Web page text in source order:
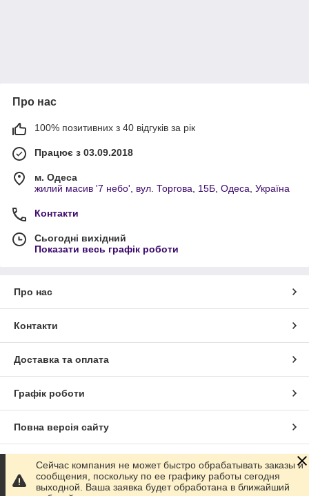
Про нас
100% позитивних з 40 відгуків за рік
Працює з 03.09.2018
м. Одеса
жилий масив '7 небо', вул. Торгова, 15Б, Одеса, Україна
Контакти
Сьогодні вихідний
Показати весь графік роботи
Про нас
Контакти
Доставка та оплата
Графік роботи
Повна версія сайту
Сайт створено на маркетплейсі Prom.ua
Сейчас компания не может быстро обрабатывать заказы и
сообщения, поскольку по ее графику работы сегодня
выходной. Ваша заявка будет обработана в ближайший